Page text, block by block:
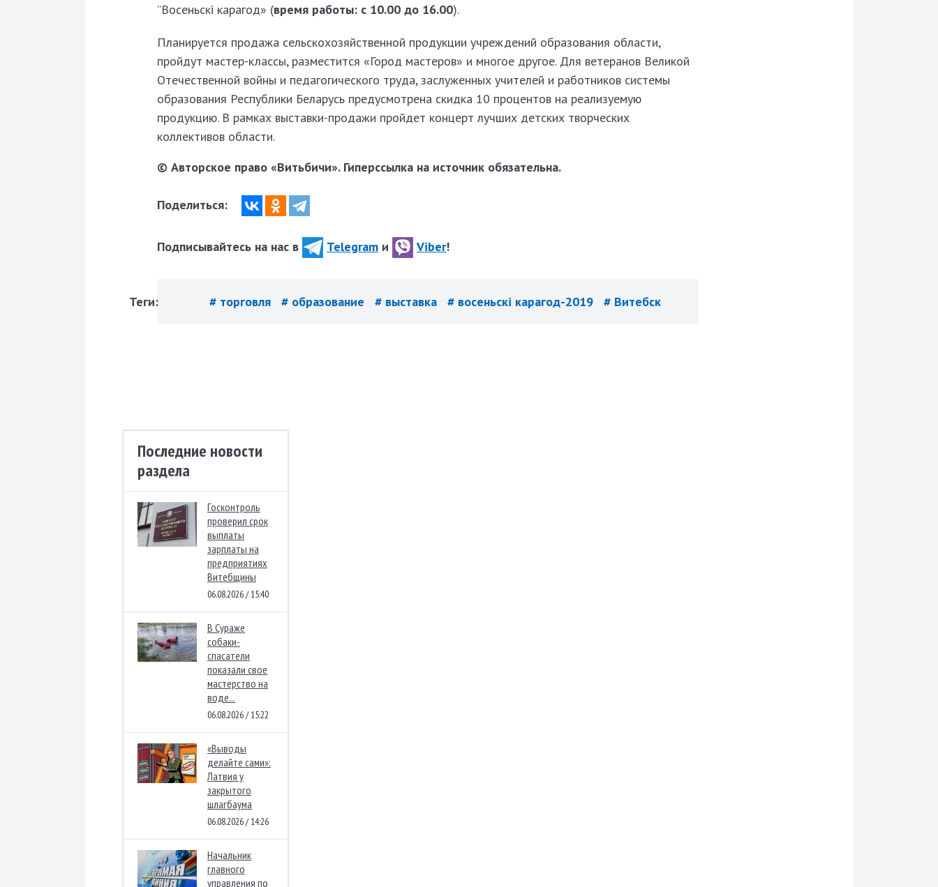
’’Восеньскі карагод» (время работы: с 10.00 до 16.00).
Планируется продажа сельскохозяйственной продукции учреждений образования области,
пройдут мастер-классы, разместится «Город мастеров» и многое другое. Для ветеранов Великой
Отечественной войны и педагогического труда, заслуженных учителей и работников системы
образования Республики Беларусь предусмотрена скидка 10 процентов на реализуемую
продукцию. В рамках выставки-продажи пройдет концерт лучших детских творческих
коллективов области.
© Авторское право «Витьбичи». Гиперссылка на источник обязательна.
Поделиться:
Подписывайтесь на нас в Telegram и Viber!
Теги: # торговля # образование # выставка # восеньскi карагод-2019 # Витебск
Последние новости
раздела
Госконтроль
проверил срок
выплаты
зарплаты на
предприятиях
Витебщины
06.08.2026 / 15:40
В Сураже
собаки-
спасатели
показали свое
мастерство на
воде...
06.08.2026 / 15:22
«Выводы
делайте сами»:
Латвия у
закрытого
шлагбаума
06.08.2026 / 14:26
Начальник
главного
управления по